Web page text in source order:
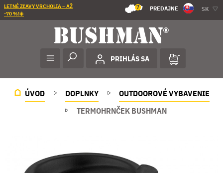
LETNÉ ZĽAVY VRCHOLIA – AŽ
-70 %!☀️
7 PREDAJNE SK
PRIHLÁS SA
ÚVOD DOPLNKY
OUTDOOROVÉ VYBAVENIE
TERMOHRNČEK BUSHMAN